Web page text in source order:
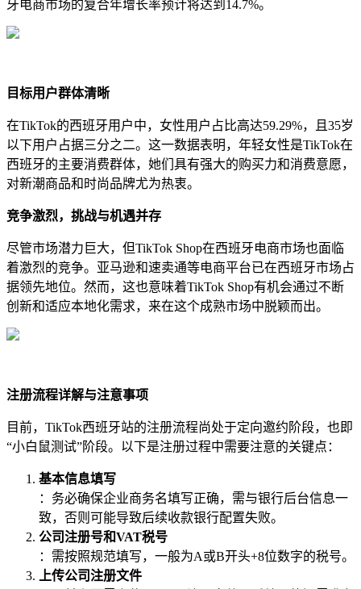
牙电商市场的复合年增长率预计将达到14.7%。
目标用户群体清晰
在TikTok的西班牙用户中，女性用户占比高达59.29%，且35岁
以下用户占据三分之二。这一数据表明，年轻女性是TikTok在
西班牙的主要消费群体，她们具有强大的购买力和消费意愿，
对新潮商品和时尚品牌尤为热衷。
竞争激烈，挑战与机遇并存
尽管市场潜力巨大，但TikTok Shop在西班牙电商市场也面临
着激烈的竞争。亚马逊和速卖通等电商平台已在西班牙市场占
据领先地位。然而，这也意味着TikTok Shop有机会通过不断
创新和适应本地化需求，来在这个成熟市场中脱颖而出。
注册流程详解与注意事项
目前，TikTok西班牙站的注册流程尚处于定向邀约阶段，也即
“小白鼠测试”阶段。以下是注册过程中需要注意的关键点：
基本信息填写
：务必确保企业商务名填写正确，需与银行后台信息一
致，否则可能导致后续收款银行配置失败。
公司注册号和VAT税号
：需按照规范填写，一般为A或B开头+8位数字的税号。
上传公司注册文件